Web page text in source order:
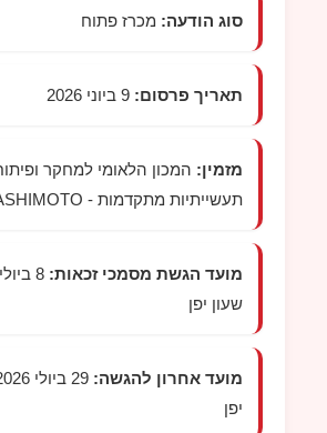
סוג הודעה:מכרז פתוח
תאריך פרסום:9 ביוני 2026
מזמין:המכון הלאומי למחקר ופיתוח
תעשייתיות מתקדמות -
מועד הגשת מסמכי זכאות:
שעון יפן
מועד אחרון להגשה:
יפן